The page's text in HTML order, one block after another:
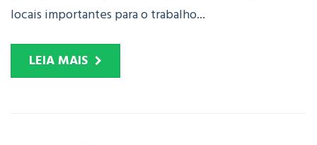
locais importantes para o trabalho...
LEIA MAIS